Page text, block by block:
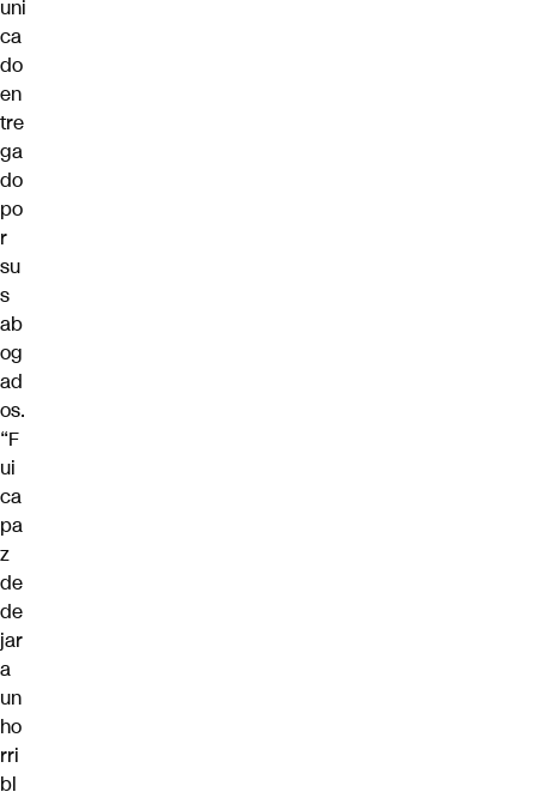
uni
ca
do
en
tre
ga
do
po
r
su
s
ab
og
ad
os.
“F
ui
ca
pa
z
de
de
jar
a
un
ho
rri
bl